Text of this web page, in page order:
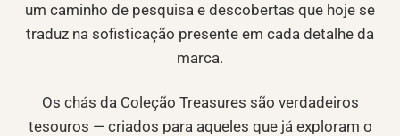
um caminho de pesquisa e descobertas que hoje se
traduz na sofisticação presente em cada detalhe da
marca.
Os chás da Coleção Treasures são verdadeiros
tesouros — criados para aqueles que já exploram o